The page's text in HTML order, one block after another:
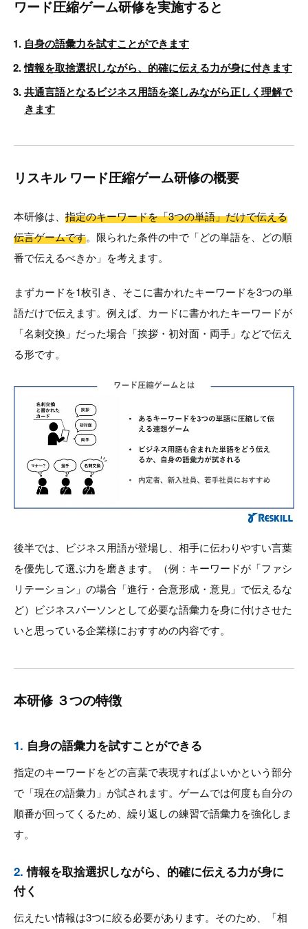
ワード圧縮ゲーム研修を実施すると
自身の語彙力を試すことができます
情報を取捨選択しながら、的確に伝える力が身に付きます
共通言語となるビジネス用語を楽しみながら正しく理解で
きます
リスキル ワード圧縮ゲーム研修の概要
本研修は、 指定のキーワードを「3つの単語」だけで伝える
伝言ゲームです。限られた条件の中で「どの単語を、どの順
番で伝えるべきか」を考えます。
まずカードを1枚引き、そこに書かれたキーワードを3つの単
語だけで伝えます。例えば、カードに書かれたキーワードが
「名刺交換」だった場合「挨拶・初対面・両手」などで伝え
る形です。
後半では、ビジネス用語が登場し、相手に伝わりやすい言葉
を優先して選ぶ力を磨きます。（例：キーワードが「ファシ
リテーション」の場合「進行・合意形成・意見」で伝えるな
ど）ビジネスパーソンとして必要な語彙力を身に付けさせた
いと思っている企業様におすすめの内容です。
本研修 ３つの特徴
1. 自身の語彙力を試すことができる
指定のキーワードをどの言葉で表現すればよいかという部分
で「現在の語彙力」が試されます。ゲームでは何度も自分の
順番が回ってくるため、繰り返しの練習で語彙力を強化しま
す。
2. 情報を取捨選択しながら、的確に伝える力が身に
付く
伝えたい情報は3つに絞る必要があります。そのため、「相